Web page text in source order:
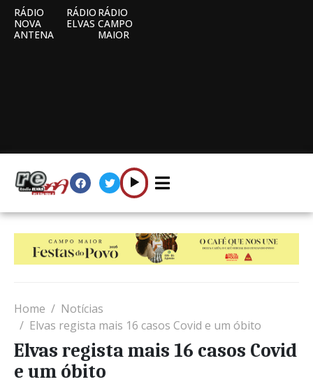
RÁDIO
NOVA
ANTENA
RÁDIO
ELVAS
RÁDIO
CAMPO
MAIOR
Home
Notícias
Elvas regista mais 16 casos Covid e um óbito
Elvas regista mais 16 casos Covid
e um óbito